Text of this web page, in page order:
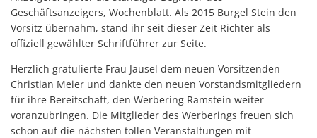
Geschäftsanzeigers, Wochenblatt. Als 2015 Burgel Stein den
Vorsitz übernahm, stand ihr seit dieser Zeit Richter als
offiziell gewählter Schriftführer zur Seite.
Herzlich gratulierte Frau Jausel dem neuen Vorsitzenden
Christian Meier und dankte den neuen Vorstandsmitgliedern
für ihre Bereitschaft, den Werbering Ramstein weiter
voranzubringen. Die Mitglieder des Werberings freuen sich
schon auf die nächsten tollen Veranstaltungen mit